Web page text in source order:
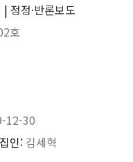
| 정정·반론보도
호
12-30
인: 김세혁